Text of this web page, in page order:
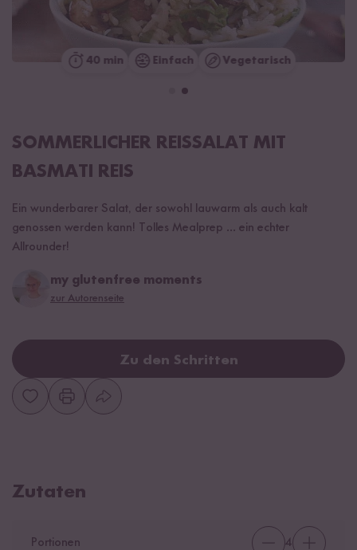
40 min Einfach Vegetarisch
SOMMERLICHER REISSALAT MIT
BASMATI REIS
Ein wunderbarer Salat, der sowohl lauwarm als auch kalt
genossen werden kann! Tolles Mealprep ... ein echter
Allrounder!
my glutenfree moments
zur Autorenseite
Zu den Schritten
Zutaten
Portionen 4